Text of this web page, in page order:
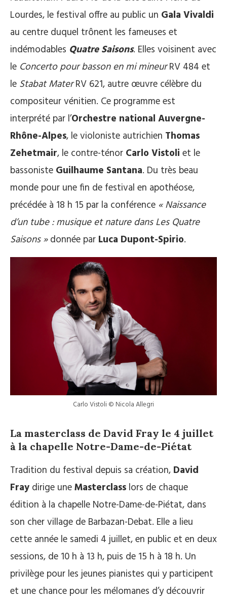
Lourdes, le festival offre au public un Gala Vivaldi
au centre duquel trônent les fameuses et
indémodables Quatre Saisons. Elles voisinent avec
le Concerto pour basson en mi mineurRV 484 et
le Stabat MaterRV 621, autre œuvre célèbre du
compositeur vénitien. Ce programme est
interprété par l’Orchestre national Auvergne-
Rhône-Alpes, le violoniste autrichien Thomas
Zehetmair, le contre-ténor Carlo Vistoli et le
bassoniste Guilhaume Santana. Du très beau
monde pour une fin de festival en apothéose,
précédée à 18 h 15 par la conférence « Naissance
d’un tube : musique et nature dans Les Quatre
Saisons »donnée par Luca Dupont-Spirio.
Carlo Vistoli © Nicola Allegri
La masterclass de David Fray le 4 juillet
à la chapelle Notre-Dame-de-Piétat
Tradition du festival depuis sa création, David
Fray dirige uneMasterclass lors de chaque
édition à la chapelle Notre-Dame-de-Piétat, dans
son cher village de Barbazan-Debat. Elle a lieu
cette année le samedi 4 juillet, en public et en deux
sessions, de 10 h à 13 h, puis de 15 h à 18 h. Un
privilège pour les jeunes pianistes qui y participent
et une chance pour les mélomanes d’y découvrir